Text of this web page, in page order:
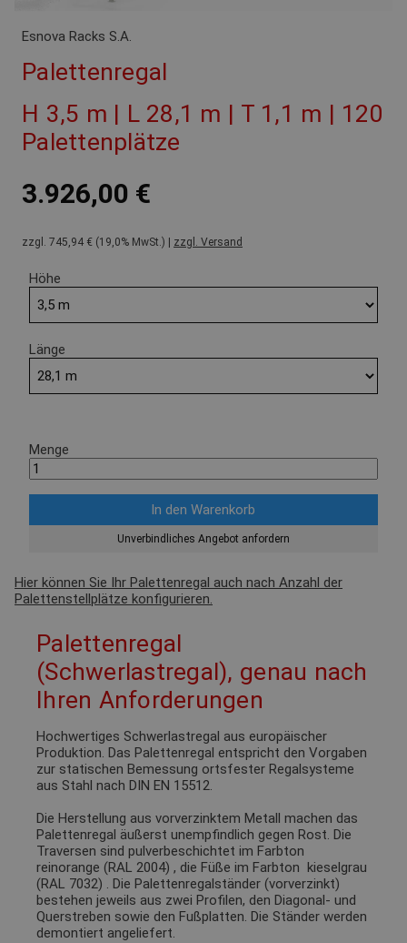
Esnova Racks S.A.
Palettenregal
H 3,5 m | L 28,1 m | T 1,1 m | 120
Palettenplätze
3.926,00 €
zzgl. 745,94 € (19,0% MwSt.) | zzgl. Versand
Höhe
Länge
Menge
Unverbindliches Angebot anfordern
Hier können Sie Ihr Palettenregal auch nach Anzahl der
Palettenstellplätze konfigurieren.
Palettenregal
(Schwerlastregal), genau nach
Ihren Anforderungen
Hochwertiges Schwerlastregal aus europäischer
Produktion. Das Palettenregal entspricht den Vorgaben
zur statischen Bemessung ortsfester Regalsysteme
aus Stahl nach DIN EN 15512.
Die Herstellung aus vorverzinktem Metall machen das
Palettenregal äußerst unempfindlich gegen Rost. Die
Traversen sind pulverbeschichtet im Farbton
reinorange (RAL 2004) , die Füße im Farbton
kieselgrau
(RAL 7032) . Die Palettenregalständer (vorverzinkt)
bestehen jeweils aus zwei Profilen, den Diagonal- und
Querstreben sowie den Fußplatten. Die Ständer werden
demontiert angeliefert.